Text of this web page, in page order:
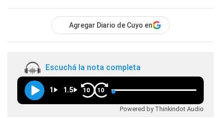
Agregar Diario de Cuyo en
Escuchá la nota completa
1 1.5 10 10
Powered by Thinkindot Audio